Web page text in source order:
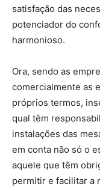
satisfação das
potenciador do
harmonioso.
Ora, sendo as
comercialmente as
próprios termos,
qual têm
instalações das
em conta não só o
aquele que têm
permitir e facilitar a